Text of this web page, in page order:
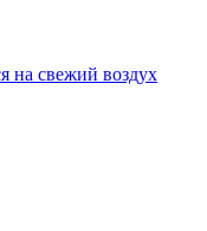
на свежий воздух